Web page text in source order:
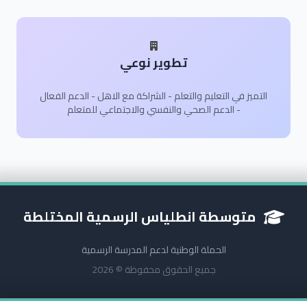
تطوير نوعي
التميز في التعليم والتعلم - الشراكة مع الاهل - الدعم الفعال
- الدعم الصحي والنفسي والاجتماعي للمتعلم
متوسطة انطلياس الرسمية المختلطة
الحملة الوطنية لدعم المدرسة الرسمية
جميع الحقوق محفوظة © 2026